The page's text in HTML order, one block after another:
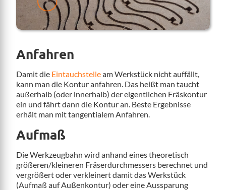
Anfahren
Damit die Eintauchstelleam Werkstück nicht auffällt,
kann man die Kontur anfahren. Das heißt man taucht
außerhalb (oder innerhalb) der eigentlichen Fräskontur
ein und fährt dann die Kontur an. Beste Ergebnisse
erhält man mit tangentialem Anfahren.
Aufmaß
Die Werkzeugbahn wird anhand eines theoretisch
größeren/kleineren Fräserdurchmessers berechnet und
vergrößert oder verkleinert damit das Werkstück
(Aufmaß auf Außenkontur) oder eine Aussparung